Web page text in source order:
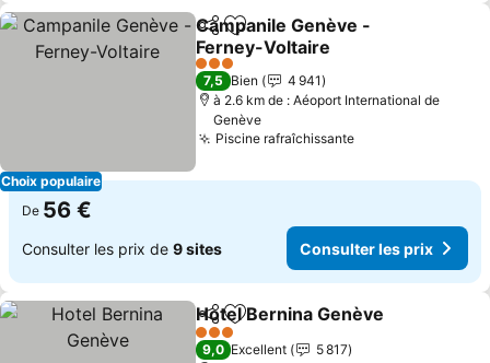
Choix populaire
PartagerAjouter à mes favoris
Campanile Genève -
Ferney-Voltaire
3 Étoiles
7,5 Bien
4 941
à 2.6 km de : Aéoport International de
Genève
Piscine rafraîchissante
De 56 €
Consulter les prix de 9 sites Consulter les prix
PartagerAjouter à mes favoris
Hotel Bernina Genève
3 Étoiles
9,0 Excellent
5 817